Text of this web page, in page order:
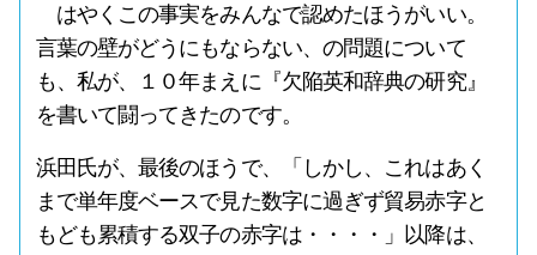
はやくこの事実をみんなで認めたほうがいい。
言葉の壁がどうにもならない、の問題について
も、私が、１０年まえに『欠陥英和辞典の研究』
を書いて闘ってきたのです。
浜田氏が、最後のほうで、「しかし、これはあく
まで単年度ベースで見た数字に過ぎず貿易赤字と
もども累積する双子の赤字は・・・・」以降は、